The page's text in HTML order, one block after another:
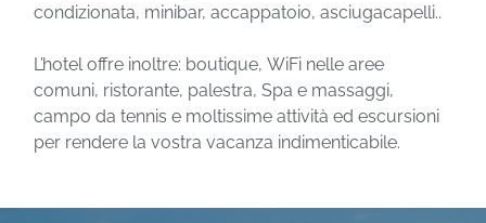
condizionata, minibar, accappatoio, asciugacapelli..
L’hotel offre inoltre: boutique, WiFi nelle aree
comuni, ristorante, palestra, Spa e massaggi,
campo da tennis e moltissime attività ed escursioni
per rendere la vostra vacanza indimenticabile.